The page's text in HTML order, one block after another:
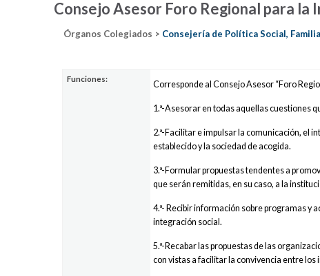
Consejo Asesor Foro Regional para la
Órganos Colegiados > Consejería de Política Social,
Funciones:
Corresponde al Consejo Asesor “Foro
1.ª-Asesorar en todas aquellas cuestiones
2.ª-Facilitar e impulsar la comunicación, el
establecido y la sociedad de acogida.
3.ª-Formular propuestas tendentes a
que serán remitidas, en su caso, a la
4.ª- Recibir información sobre programas y
integración social.
5.ª-Recabar las propuestas de las
con vistas a facilitar la convivencia entre